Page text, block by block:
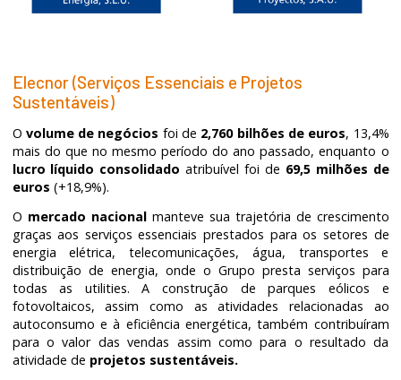
Elecnor (Serviços Essenciais e Projetos
Sustentáveis)
O volume de negócios foi de 2,760 bilhões de euros, 13,4%
mais do que no mesmo período do ano passado, enquanto o
lucro líquido consolidado atribuível foi de 69,5 milhões de
euros (+18,9%).
O mercado nacionalmanteve sua trajetória de crescimento
graças aos serviços essenciais prestados para os setores de
energia elétrica, telecomunicações, água, transportes e
distribuição de energia, onde o Grupo presta serviços para
todas as utilities. A construção de parques eólicos e
fotovoltaicos, assim como as atividades relacionadas ao
autoconsumo e à eficiência energética, também contribuíram
para o valor das vendas assim como para o resultado da
atividade de projetos sustentáveis.